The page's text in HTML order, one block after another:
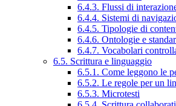
6.4.3. Flussi di
6.4.4. Sistemi di
6.4.5. Tipologie di
6.4.6. Ontologie e
6.4.7. Vocabolari
6.5. Scrittura e linguaggio
6.5.1. Come leggono le
6.5.2. Le regole per un
6.5.3. Microtesti